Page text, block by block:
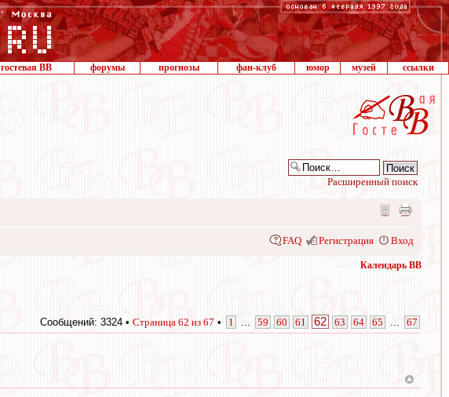
гостевая ВВ форумы прогнозы фан-клуб юмор музей ссылки
Расширенный поиск
FAQ Регистрация Вход
Календарь ВВ
Сообщений: 3324 • Страница 62 из 67 • 1 59 60 61 62 63 64 65 67